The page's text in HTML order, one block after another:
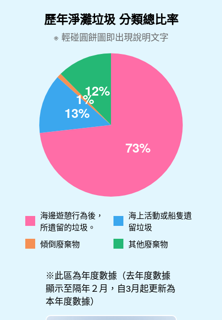
海邊遊憩行為後，
所遺留的垃圾。
海上活動或船隻遺
留垃圾
傾倒廢棄物
其他廢棄物
※此區為年度數據（去年度數據
顯示至隔年２月，自3月起更新為
本年度數據）